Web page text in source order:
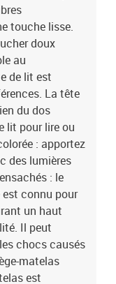
x tête de lit1 x
touche lisse.
doux
au
de lit est
La tête
du dos
lit pour lire ou
: apportez
des lumières
: le
connu pour
un haut
Il peut
chocs causés
matelas
est